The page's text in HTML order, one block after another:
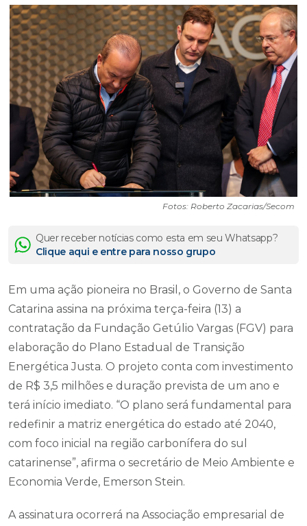
Fotos: Roberto Zacarias/Secom
Quer receber notícias como esta em seu Whatsapp?
Clique aqui e entre para nosso grupo
Em uma ação pioneira no Brasil, o Governo de Santa
Catarina assina na próxima terça-feira (13) a
contratação da Fundação Getúlio Vargas (FGV) para
elaboração do Plano Estadual de Transição
Energética Justa. O projeto conta com investimento
de R$ 3,5 milhões e duração prevista de um ano e
terá início imediato. “O plano será fundamental para
redefinir a matriz energética do estado até 2040,
com foco inicial na região carbonífera do sul
catarinense”, afirma o secretário de Meio Ambiente e
Economia Verde, Emerson Stein.
A assinatura ocorrerá na Associação empresarial de